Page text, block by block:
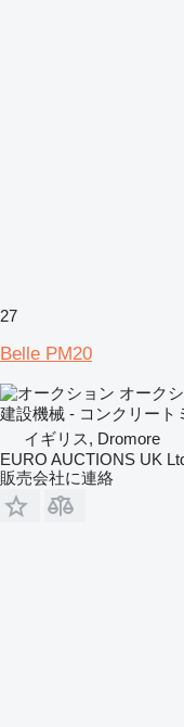
27
Belle PM20
オーク
建設機械 - コンクリート
イギリス, Dromore
EURO AUCTIONS UK
販売会社に連絡